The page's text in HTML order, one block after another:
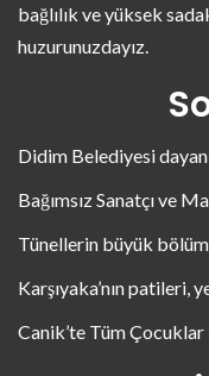
bağlılık ve yüksek
huzurunuzdayız.
Didim Belediyesi
Bağımsız Sanatçı ve
Tünellerin büyük
Karşıyaka’nın patileri,
Canik’te Tüm